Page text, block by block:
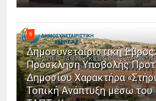
6
Δημοσυνεταιριστική
Πρόσκληση Υποβολής
Δημοσίου Χαρακτήρα
Τοπική Ανάπτυξη μέσω του